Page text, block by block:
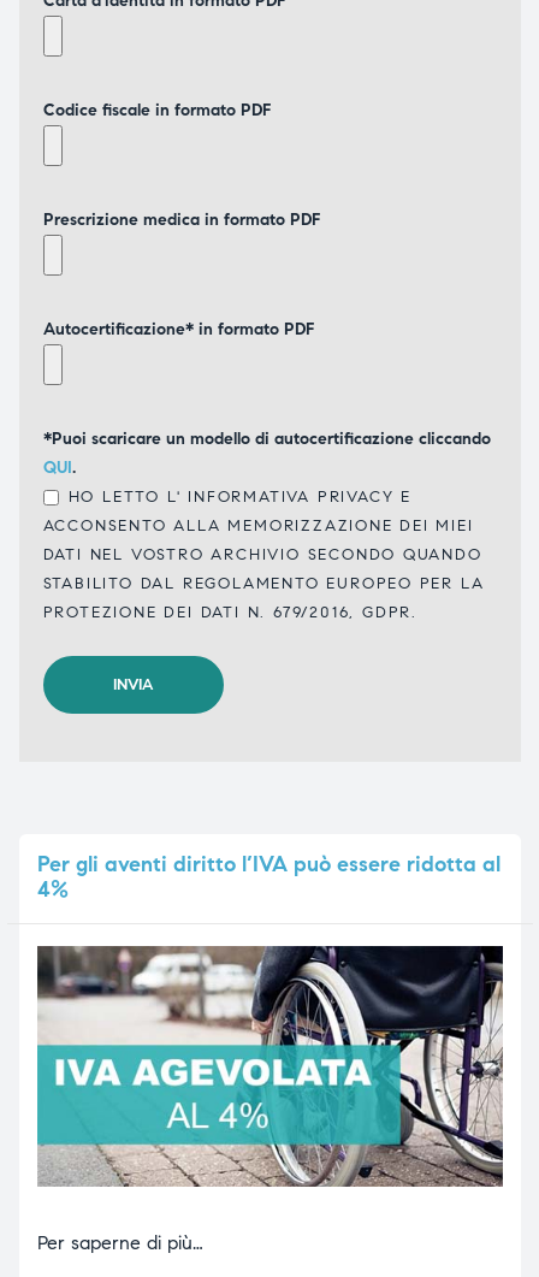
Codice fiscale in formato PDF
Prescrizione medica in formato PDF
Autocertificazione* in formato PDF
*Puoi scaricare un modello di autocertificazione cliccando
QUI.
HO LETTO L' INFORMATIVA PRIVACY E
ACCONSENTO ALLA MEMORIZZAZIONE DEI MIEI
DATI NEL VOSTRO ARCHIVIO SECONDO QUANDO
STABILITO DAL REGOLAMENTO EUROPEO PER LA
PROTEZIONE DEI DATI N. 679/2016, GDPR.
Pergli aventi diritto l’IVA può essere ridotta al
4%
Per saperne di più…